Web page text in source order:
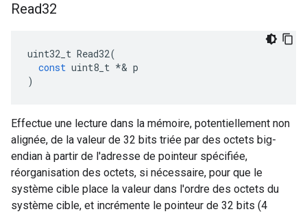
Read32
uint32_t Read32(
const uint8_t *& p
)
Effectue une lecture dans la mémoire, potentiellement non
alignée, de la valeur de 32 bits triée par des octets big-
endian à partir de l'adresse de pointeur spécifiée,
réorganisation des octets, si nécessaire, pour que le
système cible place la valeur dans l'ordre des octets du
système cible, et incrémente le pointeur de 32 bits (4